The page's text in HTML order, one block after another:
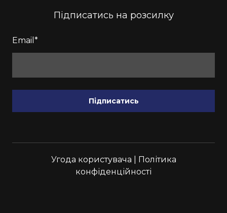
Підписатись на розсилку
Email *
Підписатись
Угода користувача
Політика
конфіденційності